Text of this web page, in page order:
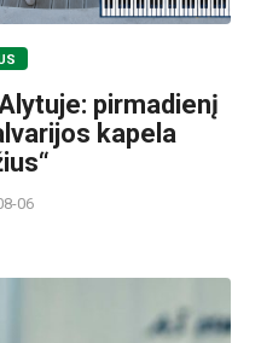
pirmadienį
kapela
06